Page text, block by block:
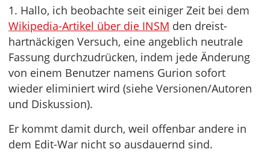
1. Hallo, ich beobachte seit einiger Zeit bei dem
Wikipedia-Artikel über die INSM den dreist-
hartnäckigen Versuch, eine angeblich neutrale
Fassung durchzudrücken, indem jede Änderung
von einem Benutzer namens Gurion sofort
wieder eliminiert wird (siehe Versionen/Autoren
und Diskussion).
Er kommt damit durch, weil offenbar andere in
dem Edit-War nicht so ausdauernd sind.